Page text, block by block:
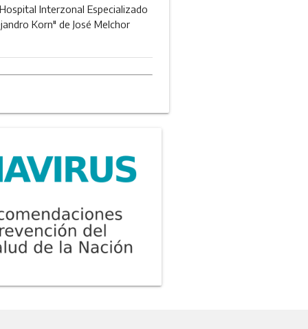
Interzonal Especializado
Korn" de José Melchor